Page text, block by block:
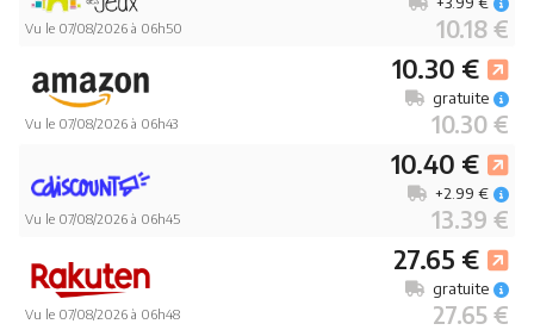
Vu le 07/08/2026 à 06h50 10.18 €
Vu le 07/08/2026 à 06h43
10.30 €
10.30 €
gratuite
Vu le 07/08/2026 à 06h45
10.40 €
13.39 €
+2.99 €
Vu le 07/08/2026 à 06h48
27.65 €
27.65 €
gratuite